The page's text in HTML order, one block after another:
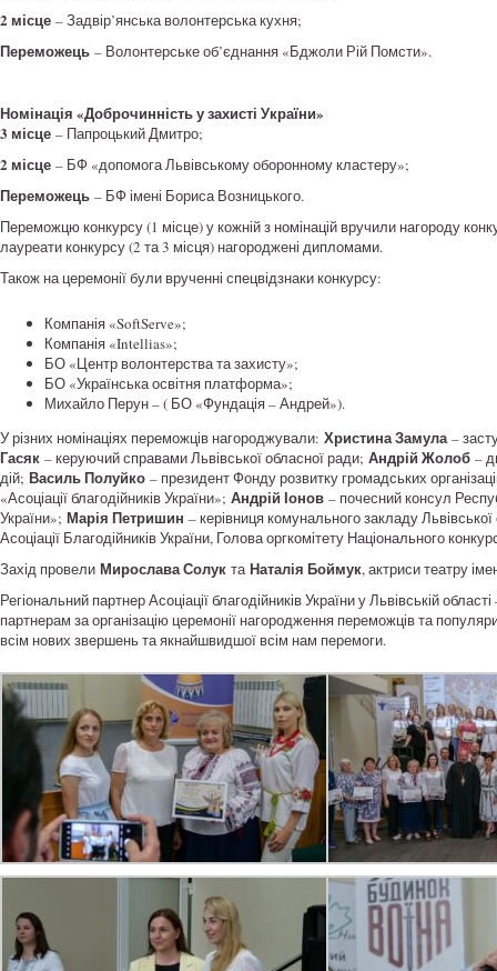
2 місце – Задвір’янська волонтерська кухня;
Переможець – Волонтерське об’єднання «Бджоли Рій Помсти».
Номінація «Доброчинність у захисті України»
3 місце – Папроцький Дмитро;
2 місце – БФ «допомога Львівському оборонному кластеру»;
Переможець – БФ імені Бориса Возницького.
Переможцю конкурсу (1 місце) у кожній з номінацій вручили нагороду
лауреати конкурсу (2 та 3 місця) нагороджені дипломами.
Також на церемонії були врученні спецвідзнаки конкурсу:
Компанія «SoftServe»;
Компанія «Intellias»;
БО «Центр волонтерства та захисту»;
БО «Українська освітня платформа»;
Михайло Перун – ( БО «Фундація – Андрей»).
У різних номінаціях переможців нагороджували: Христина Замула–
Гасяк – керуючий справами Львівської обласної ради; Андрій Жолоб –
дій; Василь Полуйко – президент Фонду розвитку громадських
«Асоціації благодійників України»; Андрій Іонов – почесний консул
України»; Марія Петришин – керівниця комунального закладу
Асоціації Благодійників України, Голова оргкомітету Національного
Захід провели Мирослава Солук таНаталія Боймук, актриси театру
Регіональний партнер Асоціації благодійників України у Львівській
партнерам за організацію церемонії нагородження переможців та
всім нових звершень та якнайшвидшої всім нам перемоги.